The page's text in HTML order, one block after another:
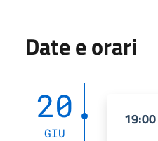
Date e orari
20
GIU